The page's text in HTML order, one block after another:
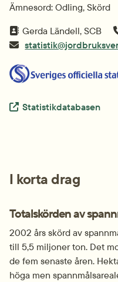
Ämnesord: Odling, Skörd
Gerda Ländell, SCB
Extern länk.
Statistikdatabasen
I korta drag
Totalskörden av
2002 års skörd av
till 5,5 miljoner ton. Det
de fem senaste åren.
höga men